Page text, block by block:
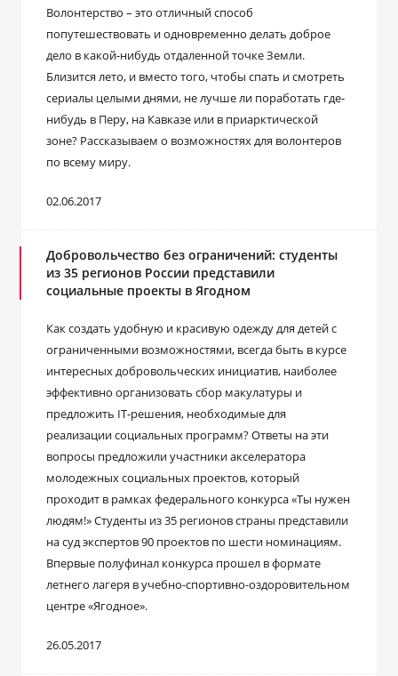
Волонтерство – это отличный способ
попутешествовать и одновременно делать доброе
дело в какой-нибудь отдаленной точке Земли.
Близится лето, и вместо того, чтобы спать и смотреть
сериалы целыми днями, не лучше ли поработать где-
нибудь в Перу, на Кавказе или в приарктической
зоне? Рассказываем о возможностях для волонтеров
по всему миру.
02.06.2017
Добровольчество без ограничений: студенты
из 35 регионов России представили
социальные проекты в Ягодном
Как создать удобную и красивую одежду для детей с
ограниченными возможностями, всегда быть в курсе
интересных добровольческих инициатив, наиболее
эффективно организовать сбор макулатуры и
предложить IT-решения, необходимые для
реализации социальных программ? Ответы на эти
вопросы предложили участники акселератора
молодежных социальных проектов, который
проходит в рамках федерального конкурса «Ты нужен
людям!» Студенты из 35 регионов страны представили
на суд экспертов 90 проектов по шести номинациям.
Впервые полуфинал конкурса прошел в формате
летнего лагеря в учебно-спортивно-оздоровительном
центре «Ягодное».
26.05.2017